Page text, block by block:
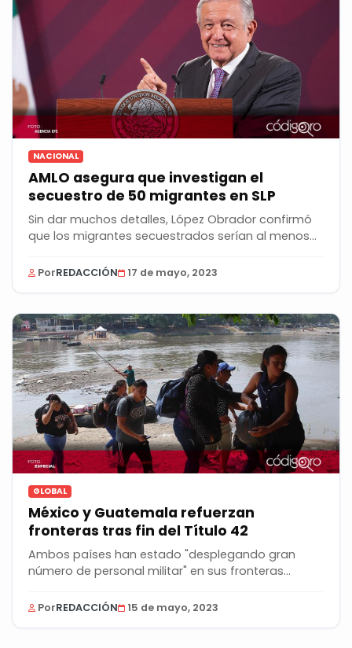
NACIONAL
AMLO asegura que investigan el
secuestro de 50 migrantes en SLP
Sin dar muchos detalles, López Obrador confirmó
que los migrantes secuestrados serían al menos
PorREDACCIÓN 17 de mayo, 2023
GLOBAL
México y Guatemala refuerzan
fronteras tras fin del Título 42
Ambos países han estado "desplegando gran
número de personal militar" en sus fronteras...
PorREDACCIÓN 15 de mayo, 2023